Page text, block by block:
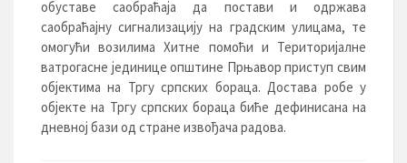
обуставе саобраћаја да постави и одржава
саобраћајну сигнализацију на градским улицама, те
омогући возилима Хитне помоћи и Територијалне
ватрогасне јединице општине Прњавор приступ свим
објектима на Тргу српских бораца. Достава робе у
објекте на Тргу српских бораца биће дефинисана на
дневној бази од стране извођача радова.